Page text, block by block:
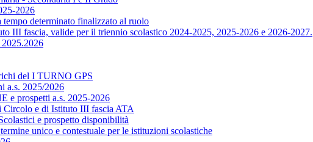
2026
determinato finalizzato al ruolo
III fascia, valide per il triennio scolastico 2024-2025, 2025-2026 e 2026-2027.
del I TURNO GPS
a.s. 2025/2026
prospetti a.s. 2025-2026
e di Istituto III fascia ATA
e prospetto disponibilità
unico e contestuale per le istituzioni scolastiche